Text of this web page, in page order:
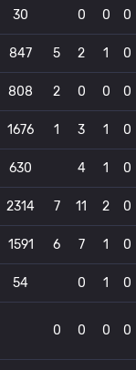
30 0 0 0
847 5 2 1 0
808 2 0 0 0
1676 1 3 1 0
630 4 1 0
2314 7 11 2 0
1591 6 7 1 0
54 0 1 0
0 0 0 0